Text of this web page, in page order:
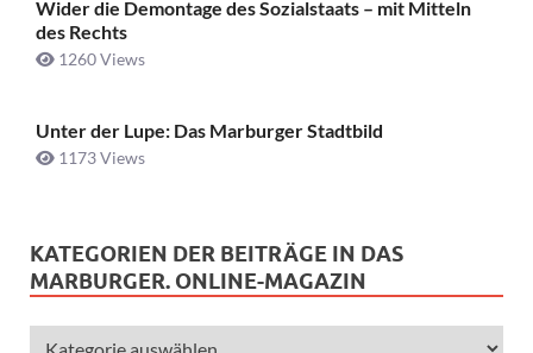
Wider die Demontage des Sozialstaats – mit Mitteln
des Rechts
1260 Views
Unter der Lupe: Das Marburger Stadtbild
1173 Views
KATEGORIEN DER BEITRÄGE IN DAS
MARBURGER. ONLINE-MAGAZIN